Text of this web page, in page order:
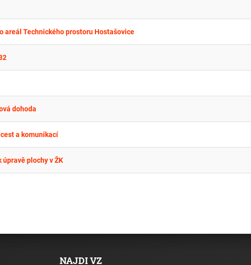
areál Technického prostoru Hostašovice
dohoda
a komunikací
plochy v ŽK
NAJDI VZ